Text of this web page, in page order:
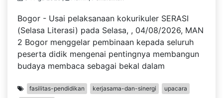
Bogor - Usai pelaksanaan kokurikuler SERASI
(Selasa Literasi) pada Selasa, , 04/08/2026, MAN
2 Bogor menggelar pembinaan kepada seluruh
peserta didik mengenai pentingnya membangun
budaya membaca sebagai bekal dalam
fasilitas-pendidikan kerjasama-dan-sinergi
upacara